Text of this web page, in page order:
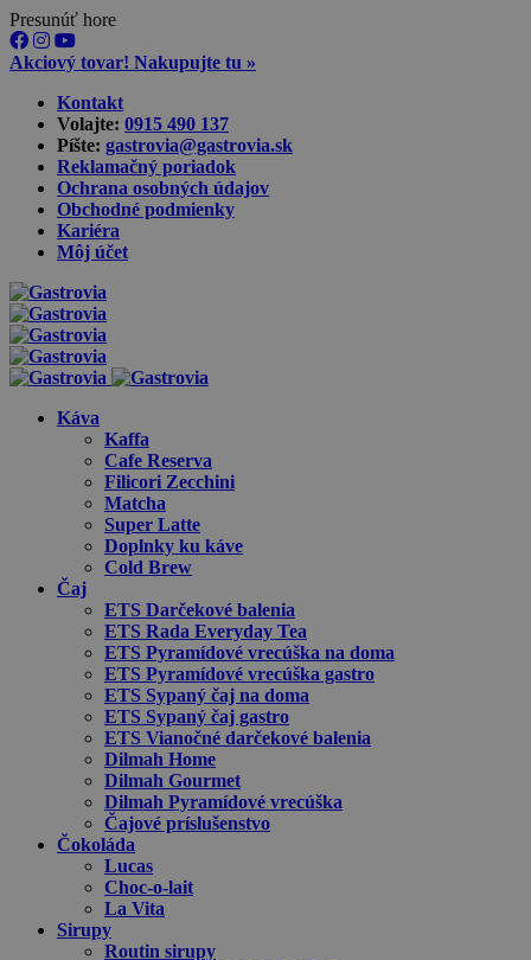
Presunúť hore
Akciový tovar! Nakupujte tu »
content
Kontakt
Volajte: 0915 490 137‬
Píšte: gastrovia@gastrovia.sk‬
Reklamačný poriadok
Ochrana osobných údajov
Obchodné podmienky
Kariéra
Môj účet
Káva
Kaffa
Cafe Reserva
Filicori Zecchini
Matcha
Super Latte
Doplnky ku káve
Cold Brew
Čaj
ETS Darčekové balenia
ETS Rada Everyday Tea
ETS Pyramídové vrecúška na doma
ETS Pyramídové vrecúška gastro
ETS Sypaný čaj na doma
ETS Sypaný čaj gastro
ETS Vianočné darčekové balenia
Dilmah Home
Dilmah Gourmet
Dilmah Pyramídové vrecúška
Čajové príslušenstvo
Čokoláda
Lucas
Choc-o-lait
La Vita
Sirupy
Routin sirupy